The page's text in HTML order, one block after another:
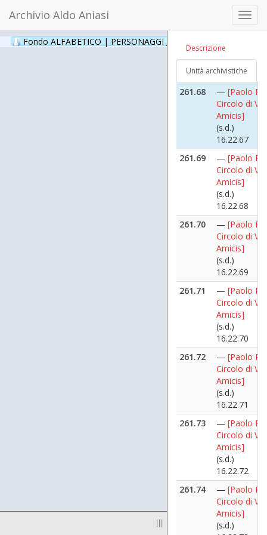
Archivio Aldo Aniasi
Fondo ALFABETICO | PERSONAGGI _ Archivio Fotografico
|||
Descrizione
Unità archivistiche
16.22.65
[Paolo
Amicis]
(s.d.)
16.22.66
261.68
— [Paolo
Circolo di
Amicis]
(s.d.)
16.22.67
261.69
— [Paolo
Circolo di
Amicis]
(s.d.)
16.22.68
261.70
— [Paolo
Circolo di
Amicis]
(s.d.)
16.22.69
261.71
— [Paolo
Circolo di
Amicis]
(s.d.)
16.22.70
261.72
— [Paolo
Circolo di
Amicis]
(s.d.)
16.22.71
261.73
— [Paolo
Circolo di
Amicis]
(s.d.)
16.22.72
261.74
— [Paolo
Circolo di
Amicis]
(s.d.)